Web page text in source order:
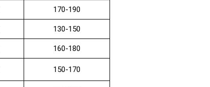
170-190
130-150
160-180
150-170